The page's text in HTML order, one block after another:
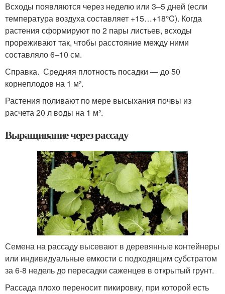
Всходы появляются через неделю или 3–5 дней (если
температура воздуха составляет +15…+18°C). Когда
растения сформируют по 2 пары листьев, всходы
прореживают так, чтобы расстояние между ними
составляло 6–10 см.
Справка. Средняя плотность посадки — до 50
корнеплодов на 1 м².
Растения поливают по мере высыхания почвы из
расчета 20 л воды на 1 м².
Выращивание через рассаду
Семена на рассаду высевают в деревянные контейнеры
или индивидуальные емкости с подходящим субстратом
за 6-8 недель до пересадки саженцев в открытый грунт.
Рассада плохо переносит пикировку, при которой есть